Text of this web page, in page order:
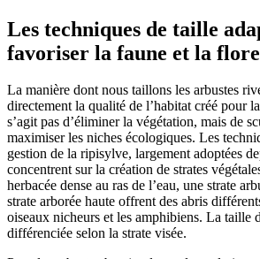
Les techniques de taille
favoriser la faune et la
La manière dont nous taillons les arbustes
directement la qualité de l’habitat créé pour
s’agit pas d’éliminer la végétation, mais de
maximiser les niches écologiques. Les
gestion de la ripisylve, largement adoptées
concentrent sur la création de strates
herbacée dense au ras de l’eau, une strate
strate arborée haute offrent des abris
oiseaux nicheurs et les amphibiens. La taille
différenciée selon la strate visée.